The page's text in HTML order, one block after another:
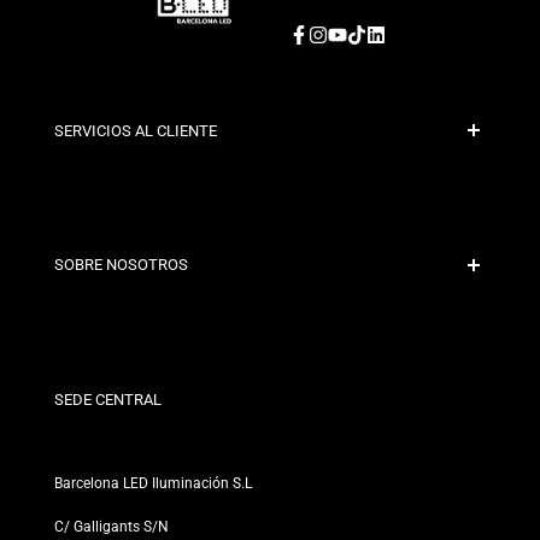
Facebook
Instagram
YouTube
TikTokLinkedIn
SERVICIOS AL CLIENTE
Contacto
SOBRE NOSOTROS
Nuestras Tiendas
SEDE CENTRAL
Barcelona LED Iluminación S.L
C/ Galligants S/N